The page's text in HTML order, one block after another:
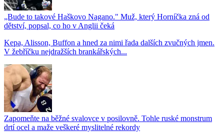
„Bude to takové Haškovo Nagano." Muž, který Horníčka zná od
dětství, popsal, co ho v Anglii čeká
Kepa, Alisson, Buffon a hned za nimi řada dalších zvučných jmen.
V žebříčku nejdražších brankářských...
Zapomeňte na běžné svalovce v posilovně. Tohle ruské monstrum
drtí ocel a maže veškeré myslitelné rekordy